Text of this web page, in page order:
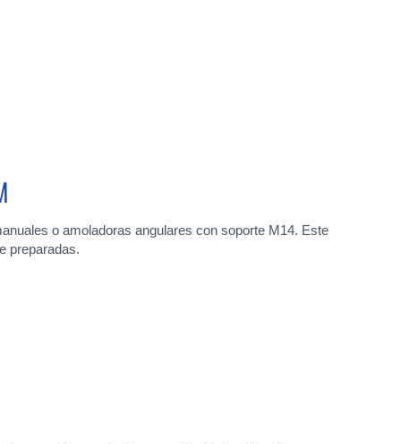
o amoladoras angulares con soporte M14. Este
preparadas.